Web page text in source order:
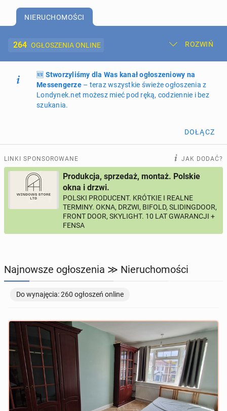
NIERUCHOMOŚCI
264 OGŁOSZENIA ONLINE ROZWIŃ
Dodaj ogłoszenie Moje ogłoszenia
Oferta i cennik ogłoszeń
ogłoszeń online
PROFILE KANDYDATÓW 294profile online
USŁUGI 165ogłoszeń online
MOTORYZACJA 12ogłoszeń online
ogłoszenia online
TOWARZYSKIE
🆕 Stworzyliśmy dla Was kanał ogłoszeniowy na
Messengerze– teraz wszystkie świeże ogłoszenia z
Londynek.net możesz mieć pod ręką, codziennie i bez
szukania.
DOŁĄCZ
LINKI SPONSOROWANE JAK DODAĆ?
Produkcja, sprzedaż, montaż. Polskie
okna i drzwi.
POLSKI PRODUCENT. KRÓTKIE I REALNE
TERMINY. OKNA, DRZWI, BIFOLD, SLIDINGDOOR,
FRONT DOOR, SKYLIGHT. 10 LAT GWARANCJI +
FENSA
Najnowsze ogłoszenia ≫ Nieruchomości
Do wynajęcia: 260 ogłoszeń online